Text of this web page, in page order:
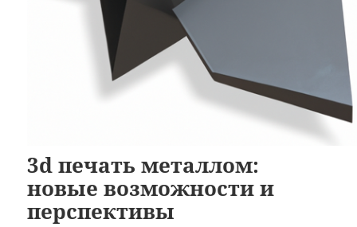
3d печать металлом:
новые возможности и
перспективы